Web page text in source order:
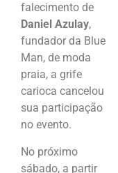
falecimento de
Daniel Azulay,
fundador da Blue
Man, de moda
praia, a grife
carioca cancelou
sua participação
no evento.
No próximo
sábado, a partir